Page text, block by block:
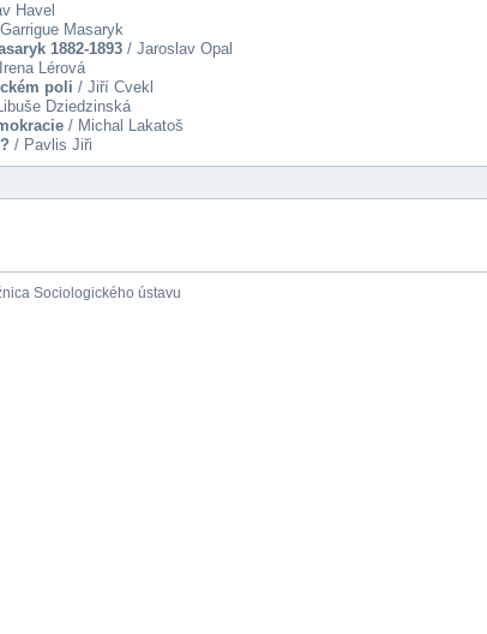
Havel
Masaryk
1882-1893 / Jaroslav Opal
Lérová
poli / Jiří Cvekl
Dziedzinská
/ Michal Lakatoš
/ Pavlis Jiři
Sociologického ústavu